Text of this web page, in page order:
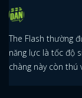
The Flash thường
năng lực là tốc độ
chàng này còn thú